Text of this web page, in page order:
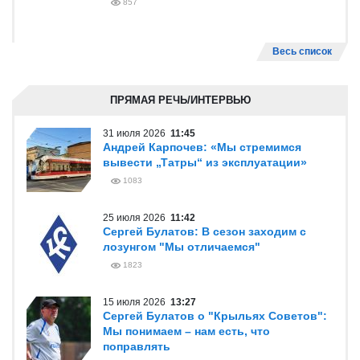
857
Весь список
ПРЯМАЯ РЕЧЬ/ИНТЕРВЬЮ
31 июля 2026 11:45
Андрей Карпочев: «Мы стремимся
вывести „Татры“ из эксплуатации»
1083
25 июля 2026 11:42
Сергей Булатов: В сезон заходим с
лозунгом "Мы отличаемся"
1823
15 июля 2026 13:27
Сергей Булатов о "Крыльях Советов":
Мы понимаем – нам есть, что
поправлять